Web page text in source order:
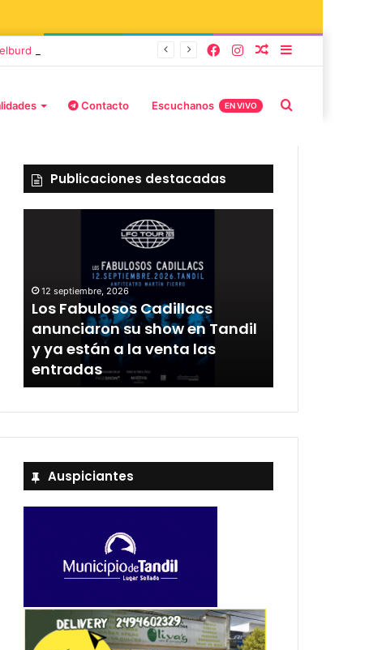
y Stefani
Contacto Escuchanos EN VIVO
Publicaciones destacadas
12 septiembre, 2026
Los Fabulosos Cadillacs
anunciaron su show en Tandil
y ya están a la venta las
entradas
Auspiciantes